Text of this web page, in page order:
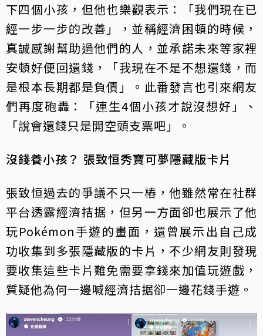
下四個小孩，但他也樂觀表示：「我們現在已
經一步一步的改善」，並稱經濟困頓的時候，
真誠感謝幫助過他們的人，並承諾未來等家裡
安頓好便回還錢，「我現在不是不想還錢，而
是根本長期都是負債」。此番發言也引來網友
們再度砲轟：「連生4個小孩才說沒想好」、
「說會還錢只是開空頭支票吧」。
沒錢養小孩？ 張致恒秀寶可夢隱藏版卡片
張致恒過去的爭議不只一樁，他雖然常在社群
平台透露經濟拮据，但另一方面卻也展示了他
玩Pokémon手遊的畫面，還曾展示出自己成
功收集到多張隱藏版的卡片，不少網友則發現
要收集這些卡片難免需要拿錢來加值玩遊戲，
質疑他為何一邊喊經濟拮据卻一邊花錢手遊。